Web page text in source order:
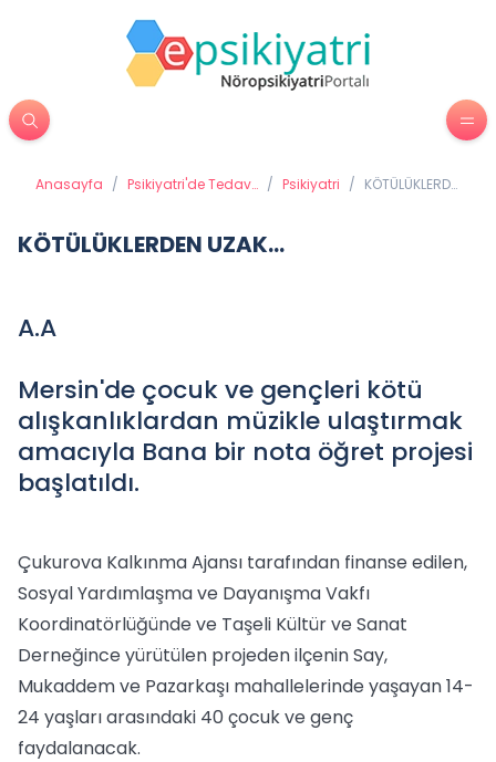
Anasayfa / Psikiyatri'de Tedavi
/ Psikiyatri / KÖTÜLÜKLERDEN
KÖTÜLÜKLERDEN UZAK...
A.A
Mersin'de çocuk ve gençleri kötü
alışkanlıklardan müzikle ulaştırmak
amacıyla Bana bir nota öğret projesi
başlatıldı.
Çukurova Kalkınma Ajansı tarafından finanse edilen,
Sosyal Yardımlaşma ve Dayanışma Vakfı
Koordinatörlüğünde ve Taşeli Kültür ve Sanat
Derneğince yürütülen projeden ilçenin Say,
Mukaddem ve Pazarkaşı mahallelerinde yaşayan 14-
24 yaşları arasındaki 40 çocuk ve genç
faydalanacak.